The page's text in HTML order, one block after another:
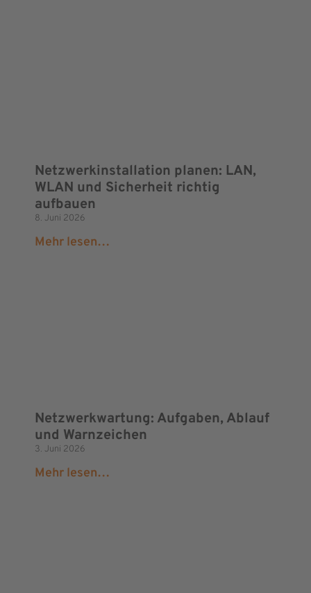
Netzwerkinstallation planen: LAN,
WLAN und Sicherheit richtig
aufbauen
8. Juni 2026
Mehr lesen…
Netzwerkwartung: Aufgaben, Ablauf
und Warnzeichen
3. Juni 2026
Mehr lesen…